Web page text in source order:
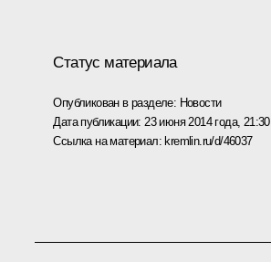
Статус материала
Опубликован в разделе: Новости
Дата публикации: 23 июня 2014 года, 21:30
Ссылка на материал: kremlin.ru/d/46037